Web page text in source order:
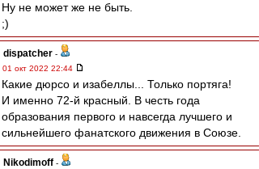
Ну не может же не быть.
;)
dispatcher -
01 окт 2022 22:44
Какие дюрсо и изабеллы... Только портяга!
И именно 72-й красный. В честь года
образования первого и навсегда лучшего и
сильнейшего фанатского движения в Союзе.
Nikodimoff -